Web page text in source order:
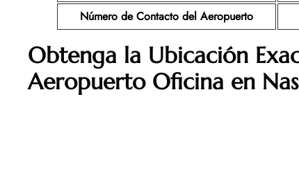
Número de Contacto del Aeropuerto
Obtenga la Ubicación
Aeropuerto Oficina en